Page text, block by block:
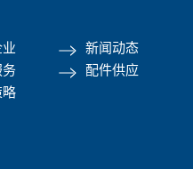
新闻动态
务
配件供应
略